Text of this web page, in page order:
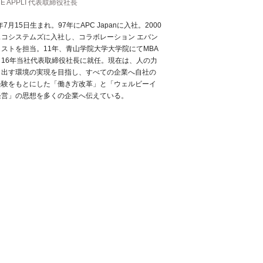
APPLI 代表取締役社長
7月15日生まれ。97年にAPC Japanに入社。2000
システムズに入社し、コラボレーション エバン
トを担当。11年、青山学院大学大学院にてMBA
年当社代表取締役社長に就任。現在は、人の力
す環境の実現を目指し、すべての企業へ自社の
をもとにした「働き方改革」と「ウェルビーイ
」の思想を多くの企業へ伝えている。